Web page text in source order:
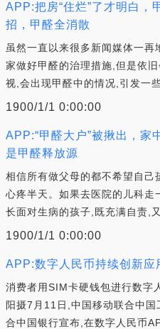
APP:把房“住烂”了才明白，
招，甲醛全消散
虽然一直以来很多新闻媒体一再
家做好甲醛的治理措施,但是依
视,会出现甲醛中的情况,引发一些
1900/1/1 0:00:00
APP:“甲醛大户”被揪出，家
是甲醛释放源
相信所有做父母的都不希望自己
心疼半天。如果去医院的儿科
长面对生病的孩子,既充满自责,
1900/1/1 0:00:00
APP:数字人民币持续创新应
消费者用SIM卡硬钱包进行数字
阳摄7月11日,中国移动联合中
合中国银行宣布,在数字人民币